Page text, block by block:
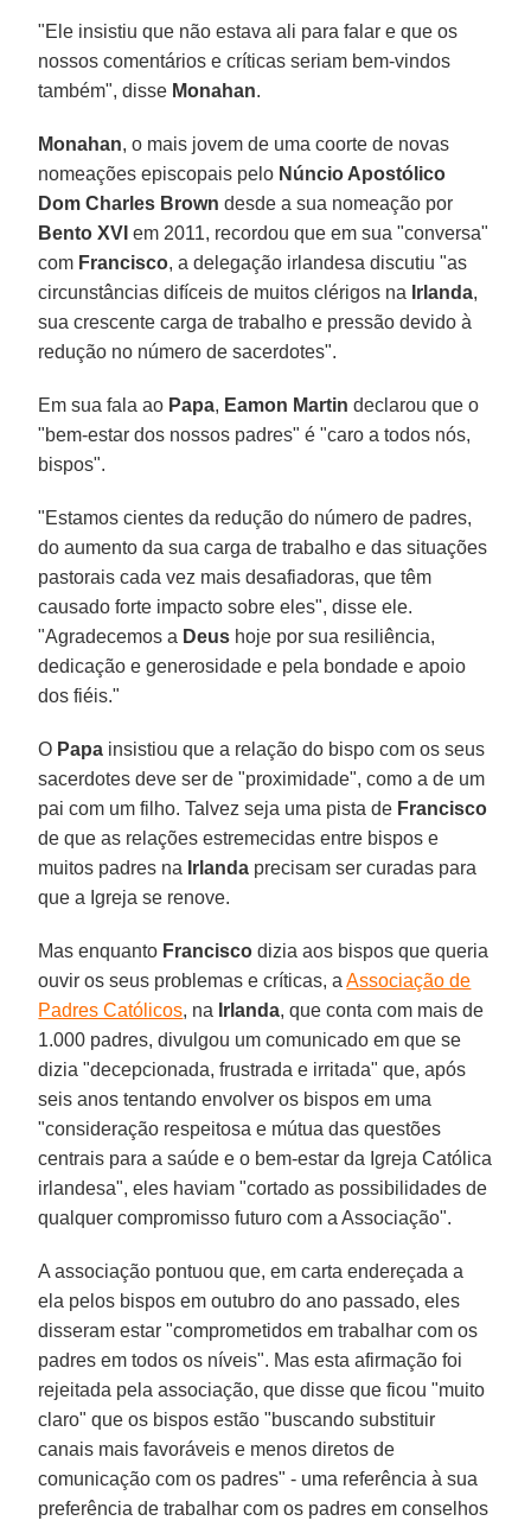
"Ele insistiu que não estava ali para falar e que os
nossos comentários e críticas seriam bem-vindos
também", disse Monahan.
Monahan, o mais jovem de uma coorte de novas
nomeações episcopais pelo Núncio Apostólico
Dom Charles Brown desde a sua nomeação por
Bento XVI em 2011, recordou que em sua "conversa"
com Francisco, a delegação irlandesa discutiu "as
circunstâncias difíceis de muitos clérigos na Irlanda,
sua crescente carga de trabalho e pressão devido à
redução no número de sacerdotes".
Em sua fala ao Papa, Eamon Martin declarou que o
"bem-estar dos nossos padres" é "caro a todos nós,
bispos".
"Estamos cientes da redução do número de padres,
do aumento da sua carga de trabalho e das situações
pastorais cada vez mais desafiadoras, que têm
causado forte impacto sobre eles", disse ele.
"Agradecemos a Deus hoje por sua resiliência,
dedicação e generosidade e pela bondade e apoio
dos fiéis."
O Papa insistiou que a relação do bispo com os seus
sacerdotes deve ser de "proximidade", como a de um
pai com um filho. Talvez seja uma pista de Francisco
de que as relações estremecidas entre bispos e
muitos padres na Irlanda precisam ser curadas para
que a Igreja se renove.
Mas enquanto Francisco dizia aos bispos que queria
ouvir os seus problemas e críticas, aAssociação de
Padres Católicos, na Irlanda, que conta com mais de
1.000 padres, divulgou um comunicado em que se
dizia "decepcionada, frustrada e irritada" que, após
seis anos tentando envolver os bispos em uma
"consideração respeitosa e mútua das questões
centrais para a saúde e o bem-estar da Igreja Católica
irlandesa", eles haviam "cortado as possibilidades de
qualquer compromisso futuro com a Associação".
A associação pontuou que, em carta endereçada a
ela pelos bispos em outubro do ano passado, eles
disseram estar "comprometidos em trabalhar com os
padres em todos os níveis". Mas esta afirmação foi
rejeitada pela associação, que disse que ficou "muito
claro" que os bispos estão "buscando substituir
canais mais favoráveis e menos diretos de
comunicação com os padres" - uma referência à sua
preferência de trabalhar com os padres em conselhos